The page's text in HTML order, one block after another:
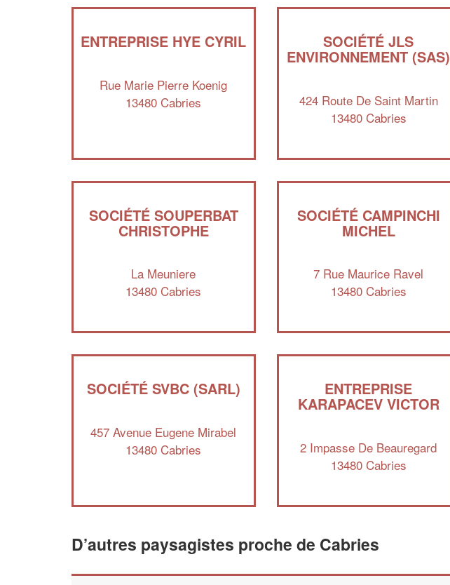
ENTREPRISE HYE CYRIL
Rue Marie Pierre Koenig
13480 Cabries
SOCIÉTÉ JLS
ENVIRONNEMENT (SAS)
424 Route De Saint Martin
13480 Cabries
SOCIÉTÉ SOUPERBAT
CHRISTOPHE
La Meuniere
13480 Cabries
SOCIÉTÉ CAMPINCHI
MICHEL
7 Rue Maurice Ravel
13480 Cabries
SOCIÉTÉ SVBC (SARL)
457 Avenue Eugene Mirabel
13480 Cabries
ENTREPRISE
KARAPACEV VICTOR
2 Impasse De Beauregard
13480 Cabries
D’autres paysagistes proche de Cabries